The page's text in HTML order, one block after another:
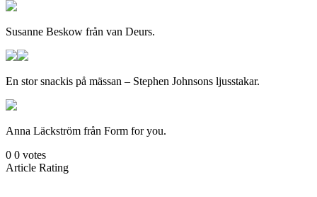
Susanne Beskow från van Deurs.
En stor snackis på mässan – Stephen Johnsons ljusstakar.
Anna Läckström från Form for you.
0 0 votes
Article Rating